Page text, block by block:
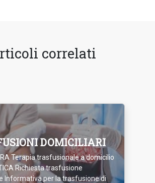
correlati
DOMICILIARI
Terapia trasfusionale a domicilio
Richiesta trasfusione
Informativa per la trasfusione di